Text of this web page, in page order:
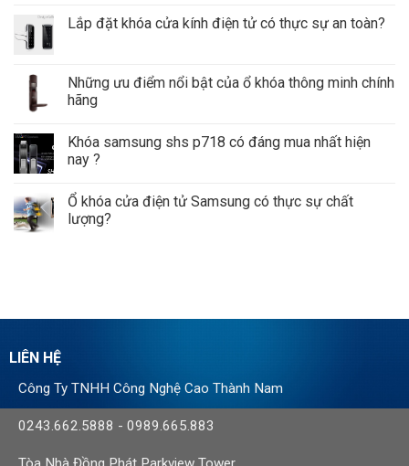
Lắp đặt khóa cửa kính điện tử có thực sự an toàn?
Những ưu điểm nổi bật của ổ khóa thông minh chính
hãng
Khóa samsung shs p718 có đáng mua nhất hiện
nay ?
Ổ khóa cửa điện tử Samsung có thực sự chất
lượng?
LIÊN HỆ
Công Ty TNHH Công Nghệ Cao Thành Nam
0243.662.5888 - 0989.665.883